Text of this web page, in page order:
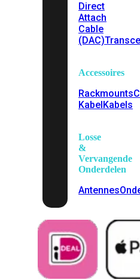
Direct
Attach
Cable
(DAC)
Accessoires
Rackmounts
KabelKabels
Losse
&
Vervangende
Onderdelen
Antennes